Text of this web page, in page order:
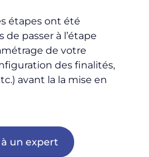
étapes ont été
passer à l’étape
de votre
des finalités,
avant la la mise en
à un expert